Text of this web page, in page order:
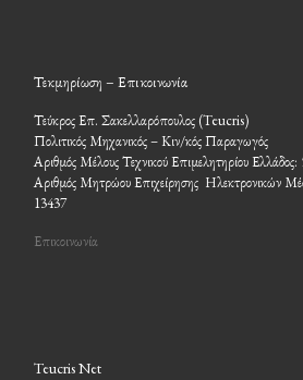
Τεκμηρίωση – Επικοινωνία
Τεύκρος Επ. Σακελλαρόπουλος (Teucris)
Πολιτικός Μηχανικός – Κιν/κός Παραγωγός
Αριθμός Μέλους Τεχνικού Επιμελητηρίου
Αριθμός Μητρώου Επιχείρησης Ηλεκτρονικών
13437
Επικοινωνία
Teucris Net